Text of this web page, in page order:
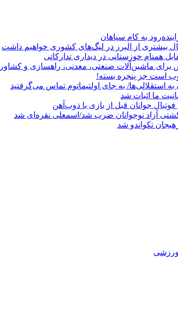
به کام سپاهان
بیشتری از البرز در لیگ‌های کشوری خواهیم داشت
همنام خوزستانی در دیداری تدارکاتی
برای ماشین‌آلات صنعتی، معدنی، راهسازی و
است جز پنجره بسته!
استقلالی‌ها/ به جای اولتیماتوم تماس می‌گرفتید
ما اثبات شد
جوانان قبل از بازی با ذوب‌آهن
آزاد نوجوانان ضرب شد/اسمعلی نقره‌ای شد
تکواندو شد
ورزشی